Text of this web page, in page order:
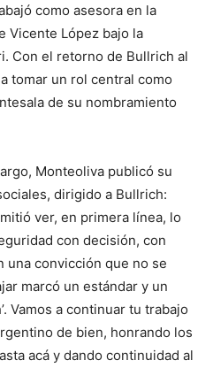
como asesora en la
Vicente López bajo la
Con el retorno de Bullrich al
tomar un rol central como
de su nombramiento
Monteoliva publicó su
dirigido a Bullrich:
ver, en primera línea, lo
con decisión, con
una convicción que no se
marcó un estándar y un
Vamos a continuar tu trabajo
de bien, honrando los
acá y dando continuidad al